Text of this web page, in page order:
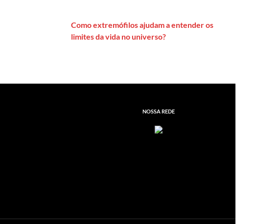
Como extremófilos ajudam a entender os
limites da vida no universo?
NOSSA REDE